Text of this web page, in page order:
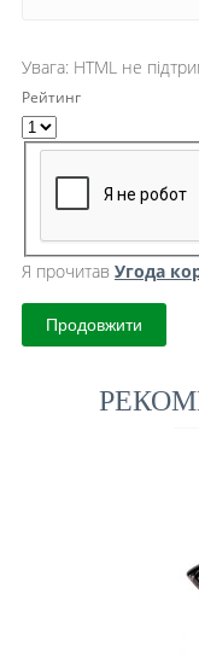
Увага: HTML не
Рейтинг
Я прочитав Угода
Продовжити